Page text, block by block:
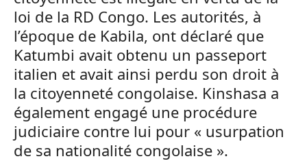
loi de la RD Congo. Les autorités, à
l’époque de Kabila, ont déclaré que
Katumbi avait obtenu un passeport
italien et avait ainsi perdu son droit à
la citoyenneté congolaise. Kinshasa a
également engagé une procédure
judiciaire contre lui pour « usurpation
de sa nationalité congolaise ».